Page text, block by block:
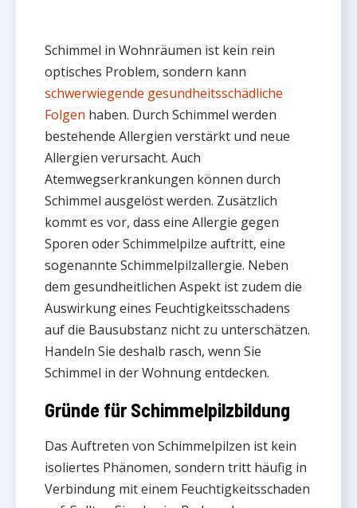
Schimmel in Wohnräumen ist kein rein
optisches Problem, sondern kann
schwerwiegende gesundheitsschädliche
Folgen haben. Durch Schimmel werden
bestehende Allergien verstärkt und neue
Allergien verursacht. Auch
Atemwegserkrankungen können durch
Schimmel ausgelöst werden. Zusätzlich
kommt es vor, dass eine Allergie gegen
Sporen oder Schimmelpilze auftritt, eine
sogenannte Schimmelpilzallergie. Neben
dem gesundheitlichen Aspekt ist zudem die
Auswirkung eines Feuchtigkeitsschadens
auf die Bausubstanz nicht zu unterschätzen.
Handeln Sie deshalb rasch, wenn Sie
Schimmel in der Wohnung entdecken.
Gründe für Schimmelpilzbildung
Das Auftreten von Schimmelpilzen ist kein
isoliertes Phänomen, sondern tritt häufig in
Verbindung mit einem Feuchtigkeitsschaden